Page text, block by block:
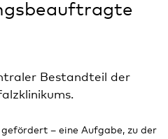
Bestandteil der
– eine Aufgabe, zu der